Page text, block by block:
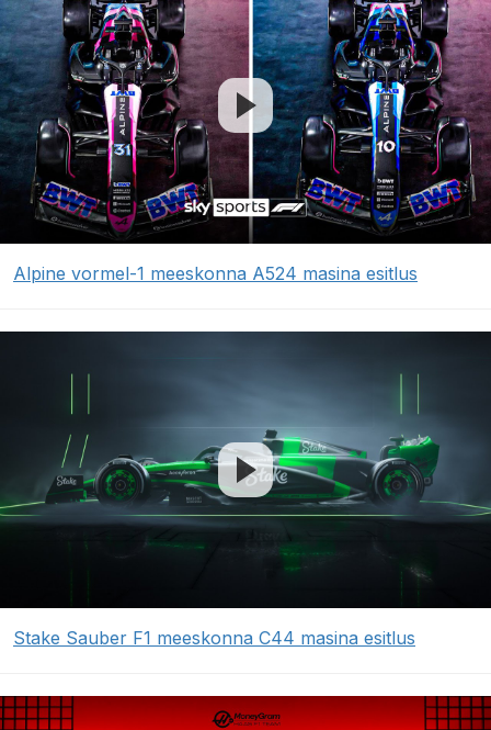
Alpine vormel-1 meeskonna A524 masina esitlus
Stake Sauber F1 meeskonna C44 masina esitlus